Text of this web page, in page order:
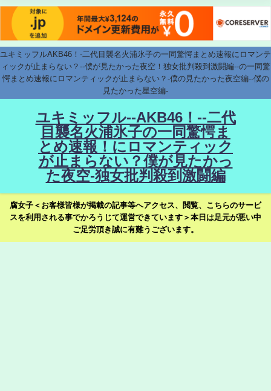
ユキミッフルAKB46！-二代目襲名火浦氷子の一同驚愕まとめ速報にロマンテ
ィックが止まらない？--僕が見たかった夜空！独女批判殺到激闘編--の一同驚
愕まとめ速報にロマンティックが止まらない？-僕の見たかった夜空編--僕の
見たかった星空編-
ユキミッフル--AKB46！--二代
目襲名火浦氷子の一同驚愕ま
とめ速報！にロマンティック
が止まらない？僕が見たかっ
た夜空-独女批判殺到激闘編
腐女子＜お客様皆様が掲載の記事等へアクセス、閲覧、こちらのサービ
スを利用される事でかろうじて運営できています＞本日は足元が悪い中
ご足労頂き誠に有難うございます。